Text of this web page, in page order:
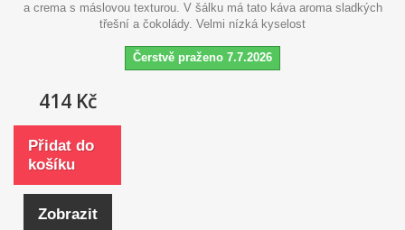
a crema s máslovou texturou. V šálku má tato káva aroma sladkých
třešní a čokolády. Velmi nízká kyselost
Čerstvě praženo 7.7.2026
414 Kč
Přidat do
košíku
Zobrazit